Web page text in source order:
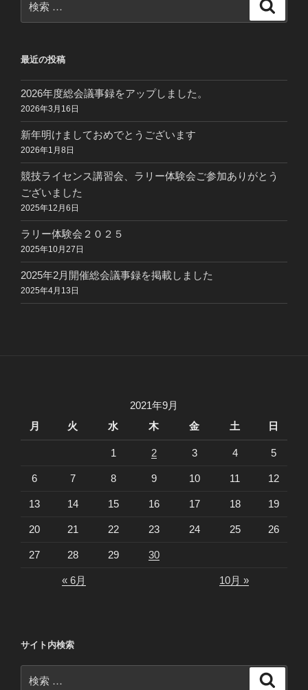
索:
最近の投稿
2026年度総会議事録をアップしました。
2026年3月16日
新年明けましておめでとうございます
2026年1月8日
競技ライセンス講習会、ラリー体験会ご参加ありがとう
ございました
2025年12月6日
ラリー体験会２０２５
2025年10月27日
2025年2月開催総会議事録を掲載しました
2025年4月13日
2021年9月
月
火 水 木 金 土 日
1 2 3 4 5
6 7 8 9 10 11 12
13 14 15 16 17 18 19
20 21 22 23 24 25 26
27 28 29 30
« 6月 10月 »
サイト内検索